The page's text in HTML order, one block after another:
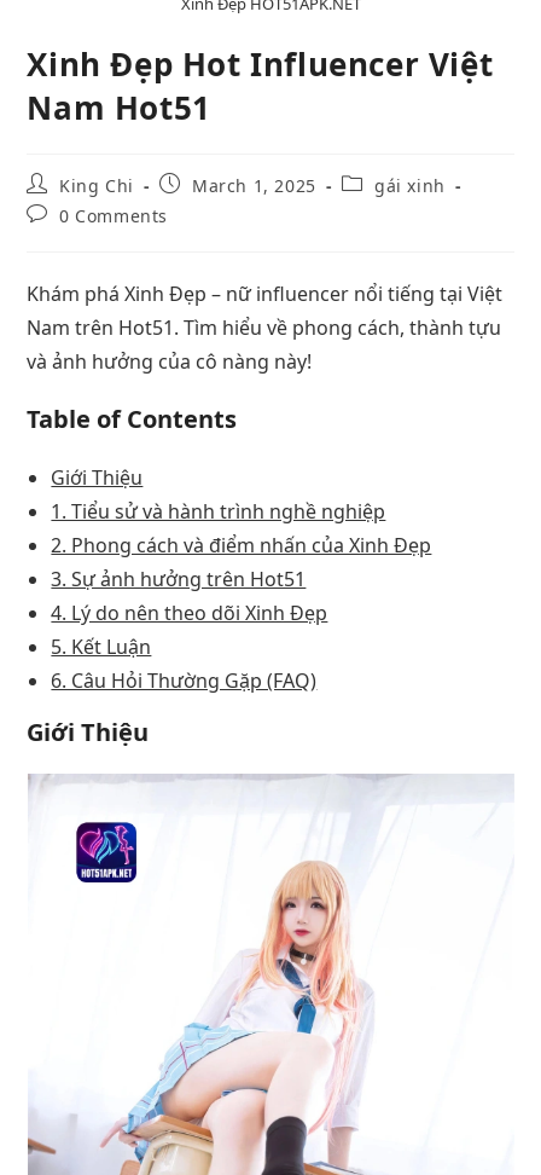
Xinh Đẹp Hot Influencer Việt
Nam Hot51
King Chi March 1, 2025
gái xinh
0 Comments
Khám phá Xinh Đẹp – nữ influencer nổi tiếng tại Việt
Nam trên Hot51. Tìm hiểu về phong cách, thành tựu
và ảnh hưởng của cô nàng này!
Table of Contents
Giới Thiệu
1. Tiểu sử và hành trình nghề nghiệp
2. Phong cách và điểm nhấn của Xinh Đẹp
3. Sự ảnh hưởng trên Hot51
4. Lý do nên theo dõi Xinh Đẹp
5. Kết Luận
6. Câu Hỏi Thường Gặp (FAQ)
Giới Thiệu